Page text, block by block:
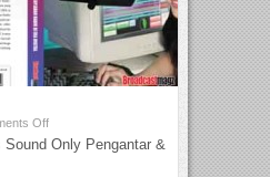
Off
Only Pengantar &